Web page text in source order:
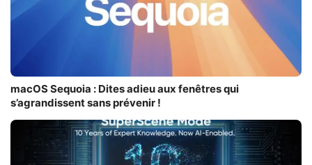
macOS Sequoia : Dites adieu aux fenêtres qui
s’agrandissent sans prévenir !